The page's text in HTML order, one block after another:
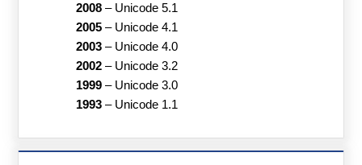
2008– Unicode 5.1
2005– Unicode 4.1
2003– Unicode 4.0
2002– Unicode 3.2
1999– Unicode 3.0
1993– Unicode 1.1